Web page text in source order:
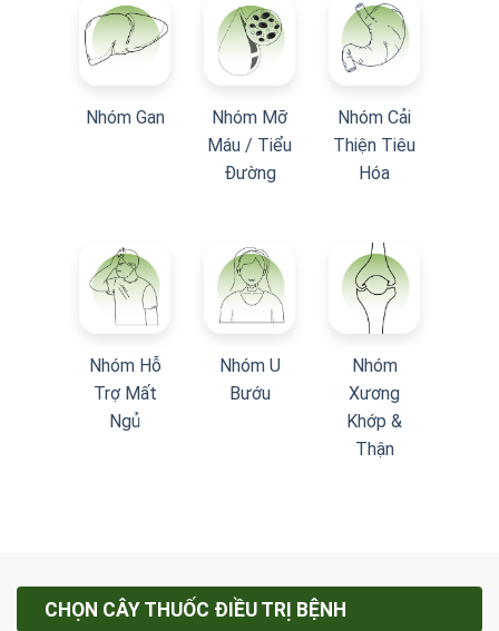
Nhóm Gan
Nhóm Mỡ
Máu / Tiểu
Đường
Nhóm Cải
Thiện Tiêu
Hóa
Nhóm Hỗ
Trợ Mất
Ngủ
Nhóm U
Bướu
Nhóm
Xương
Khớp &
Thận
CHỌN CÂY THUỐC ĐIỀU TRỊ BỆNH